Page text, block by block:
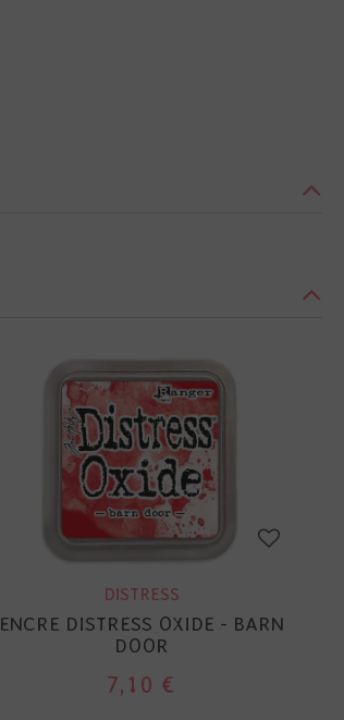
DISTRESS
ENCRE DISTRESS OXIDE - BARN
DOOR
7,10 €